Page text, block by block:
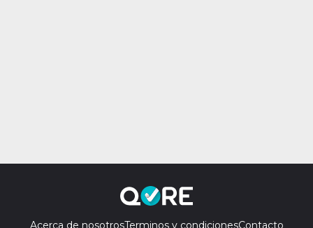
Acerca de nosotrosTerminos y condicionesContacto